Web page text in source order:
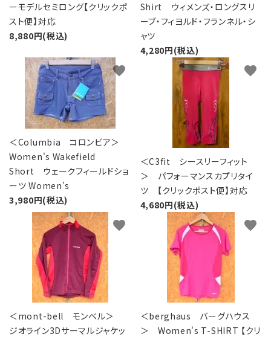
ーモデルセミロング【クリックポ
スト便】対応
8,880円(税込)
Shirt ウィメンズ・ロングスリ
ーブ・フィヨルド・フランネル・シ
ャツ
4,280円(税込)
＜Columbia コロンビア＞
Women's Wakefield
Short ウェークフィールドショ
ーツ Women’s
3,980円(税込)
favorite
＜C3fit シースリーフィット
＞ パフォーマンスカプリタイ
ツ 【クリックポスト便】対応
4,680円(税込)
favorite
＜mont-bell モンベル＞
ジオライン3Dサーマルジャケッ
favorite
＜berghaus バーグハウス
＞ Women's T-SHIRT 【クリ
favorite